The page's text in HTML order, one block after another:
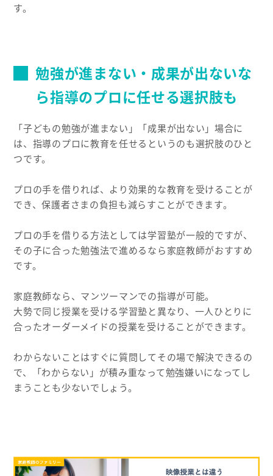
す。
勉強が進まない・成果が出ないな
ら指導のプロに任せる選択肢も
「子どもの勉強が進まない」「成果が出ない」場合に
は、指導のプロに教育を任せるというのも選択肢のひと
つです。
プロの手を借りれば、より効果的な教育を受けることが
でき、保護者さまの負担も減らすことができます。
プロの手を借りる方法としては学習塾が一般的ですが、
その子に合った勉強法で進めるなら家庭教師がおすすめ
です。
家庭教師なら、マンツーマンでの指導が可能。
大勢で同じ授業を受ける学習塾と異なり、一人ひとりに
合ったオーダーメイドの授業を受けることができます。
わからないことはすぐに質問してその場で解決できるの
で、「わからない」が積み重なって勉強嫌いになってし
まうことも少ないでしょう。